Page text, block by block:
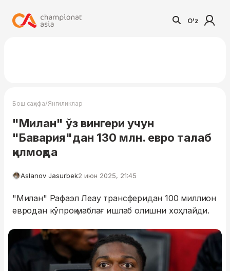
O'z
Бош саҳифа/Янгиликлар
"Милан" ўз вингери учун
"Бавария"дан 130 млн. евро талаб
қилмоқда
Aslanov Jasurbek2 июн 2025, 21:45
"Милан" Рафаэл Леау трансферидан 100 миллион
евродан кўпроқ маблағ ишлаб олишни хоҳлайди.